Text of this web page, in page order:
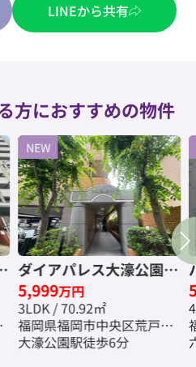
LINEから共有
方におすすめの物件
NEW
ダイアパレス大濠公園
Ⅱ☆仲介手数料無料☆
5,999万円
3LDK / 70.92㎡
福岡県福岡市中央区荒戸２
丁目
大濠公園駅徒歩6分